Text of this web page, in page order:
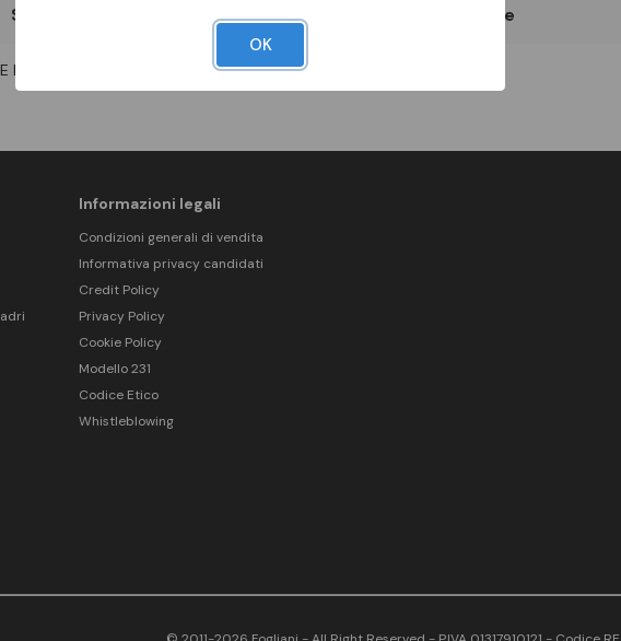
Scheda Tecnica Documentazione
1LED
Informazioni legali
Condizioni generali di vendita
Informativa privacy candidati
Credit Policy
Privacy Policy
Cookie Policy
Modello 231
Codice Etico
Whistleblowing
OK